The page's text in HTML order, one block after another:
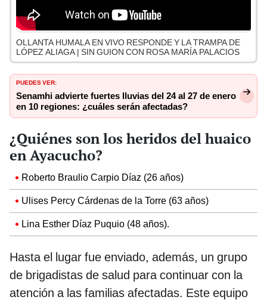
OLLANTA HUMALA EN VIVO RESPONDE Y LA TRAMPA DE
LÓPEZ ALIAGA | SIN GUION CON ROSA MARÍA PALACIOS
PUEDES VER:
Senamhi advierte fuertes lluvias del 24 al 27 de enero
en 10 regiones: ¿cuáles serán afectadas?
¿Quiénes son los heridos del huaico
en Ayacucho?
Roberto Braulio Carpio Díaz (26 años)
Ulises Percy Cárdenas de la Torre (63 años)
Lina Esther Díaz Puquio (48 años).
Hasta el lugar fue enviado, además, un grupo
de brigadistas de salud para continuar con la
atención a las familias afectadas. Este equipo